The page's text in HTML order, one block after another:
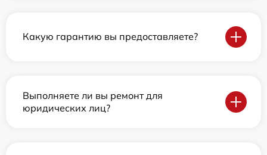
Какую гарантию вы предоставляете?
Выполняете ли вы ремонт для
юридических лиц?